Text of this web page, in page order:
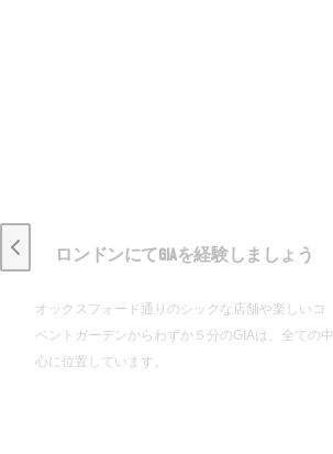
ロンドンにてGIAを経験しましょう
オックスフォード通りのシックな店舗や楽しいコ
ベントガーデンからわずか５分のGIAは、全ての中
心に位置しています。
Previous slide